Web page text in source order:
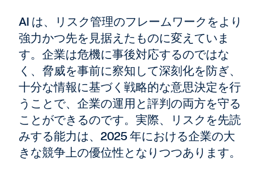
AI は、リスク管理のフレームワークをより
強力かつ先を見据えたものに変えていま
す。企業は危機に事後対応するのではな
く、脅威を事前に察知して深刻化を防ぎ、
十分な情報に基づく戦略的な意思決定を行
うことで、企業の運用と評判の両方を守る
ことができるのです。実際、リスクを先読
みする能力は、2025 年における企業の大
きな競争上の優位性となりつつあります。